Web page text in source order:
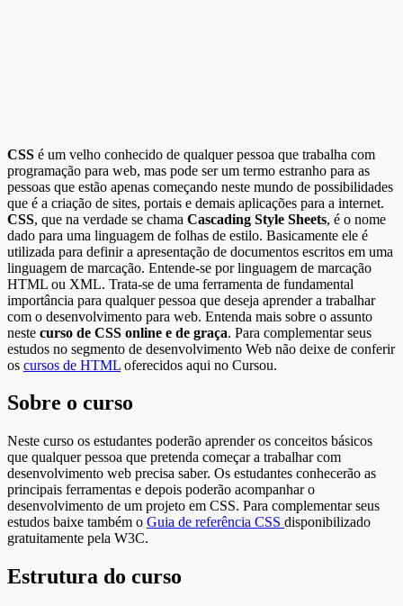
CSS é um velho conhecido de qualquer pessoa que trabalha com
programação para web, mas pode ser um termo estranho para as
pessoas que estão apenas começando neste mundo de possibilidades
que é a criação de sites, portais e demais aplicações para a internet.
CSS, que na verdade se chama Cascading Style Sheets, é o nome
dado para uma linguagem de folhas de estilo. Basicamente ele é
utilizada para definir a apresentação de documentos escritos em uma
linguagem de marcação. Entende-se por linguagem de marcação
HTML ou XML. Trata-se de uma ferramenta de fundamental
importância para qualquer pessoa que deseja aprender a trabalhar
com o desenvolvimento para web. Entenda mais sobre o assunto
neste curso de CSS online e de graça. Para complementar seus
estudos no segmento de desenvolvimento Web não deixe de conferir
os cursos de HTML oferecidos aqui no Cursou.
Sobre o curso
Neste curso os estudantes poderão aprender os conceitos básicos
que qualquer pessoa que pretenda começar a trabalhar com
desenvolvimento web precisa saber. Os estudantes conhecerão as
principais ferramentas e depois poderão acompanhar o
desenvolvimento de um projeto em CSS. Para complementar seus
estudos baixe também o Guia de referência CSS disponibilizado
gratuitamente pela W3C.
Estrutura do curso